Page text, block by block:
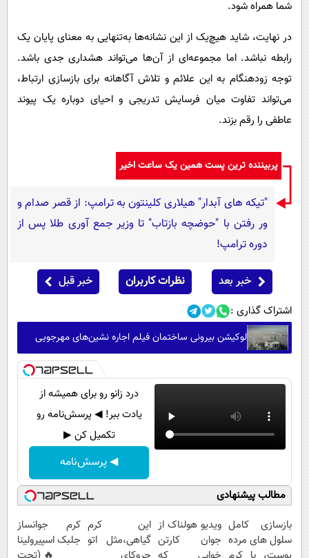
شما همراه شود.
در نهایت، شاید هیچ‌یک از این نشانه‌ها به‌تنهایی به معنای پایان یک
رابطه نباشد. اما مجموعه‌ای از آن‌ها می‌تواند هشداری جدی باشد.
توجه زودهنگام به این علائم و تلاش آگاهانه برای بازسازی ارتباط،
می‌تواند تفاوت میان فرسایش تدریجی و احیای دوباره یک پیوند
عاطفی را رقم بزند.
پربیننده ترین پست همین یک ساعت اخیر
"تیکه های آبدار" هیلاری کلینتون به ترامپ: از قصر صدام و
ور رفتن با "حوضچه بازتاب" تا وزیر جمع آوری طلا پس از
دوره ترامپ!
خبر بعد نظرات کاربران خبر قبل
اشتراک گذاری :
لوکیشن بیرونی ساختمان فیلم اجاره نشین‌های مهرجویی
درد زانو رو برای همیشه از
یادت ببر! ◀ پرسش‌نامه رو
تکمیل کن ▶
◀ پرسش‌نامه
مطالب پیشنهادی
بازسازی کامل
سلول های مرده
ویدیو هولناک از
جوان کارتن
این کرم
گیاهی،مثل اتو
کرم جوانساز
جلبک اسپیرولینا